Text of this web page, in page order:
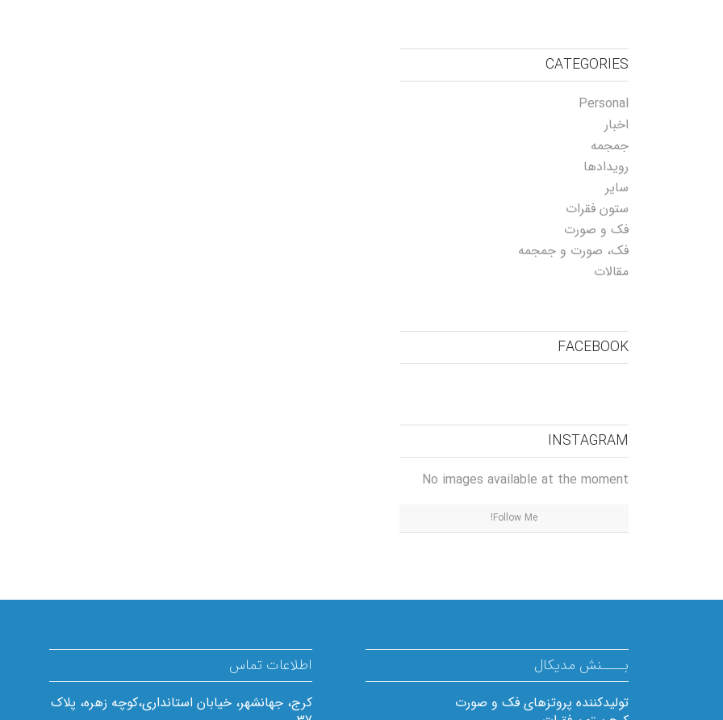
CATEGORIES
Personal
اخبار
جمجمه
رویدادها
سایر
ستون فقرات
فک و صورت
فک، صورت و جمجمه
مقالات
FACEBOOK
INSTAGRAM
No images available at the moment
Follow Me!
بــــنش مدیکال
تولیدکننده پروتزهای فک و صورت
اطلاعات تماس
کرج، جهانشهر، خیابان استانداری،کوچه زهره، پلاک